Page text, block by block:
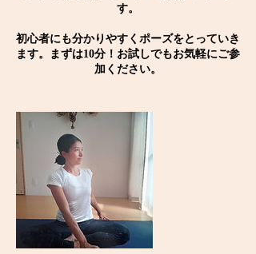
す。
初心者にも分かりやすくポーズをとっていき
ます。まずは10分！お試しでもお気軽にご参
加ください。